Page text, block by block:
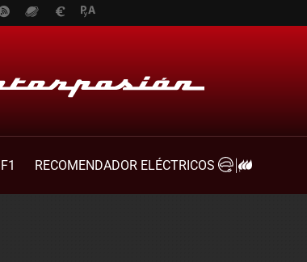
F1
RECOMENDADOR ELÉCTRICOS